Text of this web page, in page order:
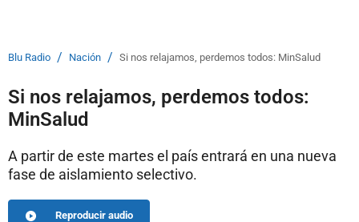
Blu Radio / Nación / Si nos relajamos, perdemos todos: MinSalud
Si nos relajamos, perdemos todos:
MinSalud
A partir de este martes el país entrará en una nueva
fase de aislamiento selectivo.
Reproducir audio